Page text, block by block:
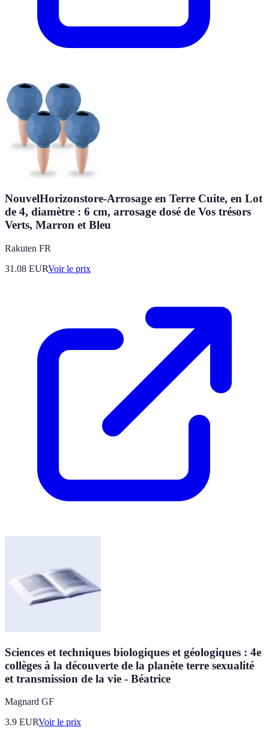
NouvelHorizonstore-Arrosage en Terre Cuite, en Lot
de 4, diamètre : 6 cm, arrosage dosé de Vos trésors
Verts, Marron et Bleu
Rakuten FR
31.08 EURVoir le prix
Sciences et techniques biologiques et géologiques : 4e
collèges à la découverte de la planète terre sexualité
et transmission de la vie - Béatrice
Magnard GF
3.9 EURVoir le prix